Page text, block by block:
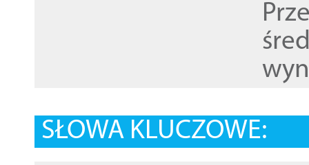
SŁOWA KLUCZOWE: